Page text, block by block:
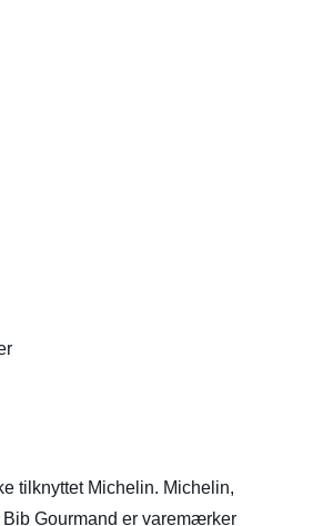
tilknyttet Michelin. Michelin,
Gourmand er varemærker